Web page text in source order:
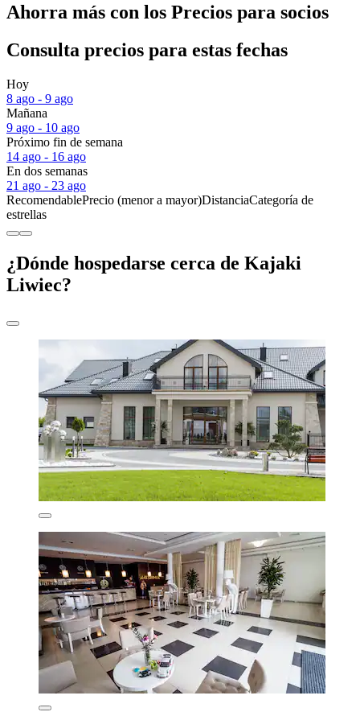
Ahorra más con los Precios para socios
Consulta precios para estas fechas
Hoy
8 ago - 9 ago
Mañana
9 ago - 10 ago
Próximo fin de semana
14 ago - 16 ago
En dos semanas
21 ago - 23 ago
RecomendablePrecio (menor a mayor)DistanciaCategoría de
estrellas
¿Dónde hospedarse cerca de Kajaki
Liwiec?